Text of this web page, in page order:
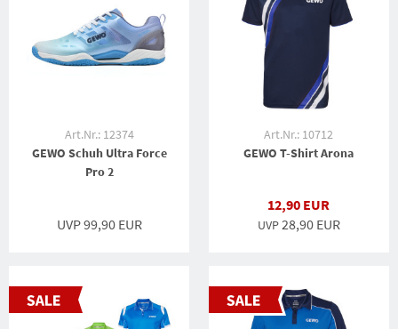
Art.Nr.: 12374
GEWO Schuh Ultra Force
Pro 2
UVP 99,90 EUR
Art.Nr.: 10712
GEWO T-Shirt Arona
12,90 EUR
UVP28,90 EUR